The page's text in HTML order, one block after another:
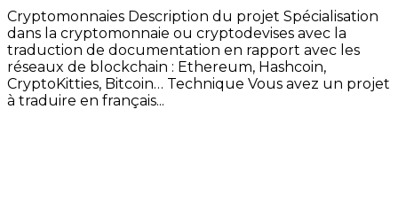
Cryptomonnaies Description du projet Spécialisation
dans la cryptomonnaie ou cryptodevises avec la
traduction de documentation en rapport avec les
réseaux de blockchain : Ethereum, Hashcoin,
CryptoKitties, Bitcoin… Technique Vous avez un projet
à traduire en français...